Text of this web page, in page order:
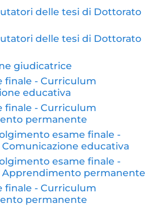
delle tesi di Dottorato
delle tesi di Dottorato
giudicatrice
finale - Curriculum
educativa
finale - Curriculum
permanente
esame finale -
educativa
esame finale -
permanente
finale - Curriculum
permanente